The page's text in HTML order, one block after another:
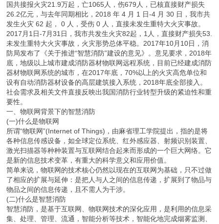
国共接报火灾21.9万起，亡1065人，伤679人，已核直接财产损失
26.2亿元，与去年同期相比，2018 年 4 月 1 日-4 月 30 日，我市共
发生火灾 62 起， 0 人，受伤 0 人，直接未发生重特大火灾事故。
2017月1日-7月31日，我市共发生火灾82起，1人，直接财产损失53.
未发生重特大火灾事故，火灾形势总体平稳。2017年10月10日，消
防局发布了《关于推进“智慧消防”建设的意见》。意见要求，2018年
底，地级以上城市建成消防器材物联网远程系统，目前已经建成消防
器材物联网系统的城市，在2017年底，70%以上的火灾高危单位和
设有自动消防器材设备的高层建筑接入系统，2018年底全部接入。
社会需求及相关文件直接反映出我国消防行业转型升级的紧迫性和重
要性。
一、物联网背景下的智慧消防
(一)什么是物联网
所谓“物联网”(Internet of Things)，由麻省理工学院提出，指的是将
各种信息传感设备，如全球定位系统、红外感应器、射频识别装置、
激光扫描器等种种装置与互联网结合起来而形成的一个巨大网络。它
是新的信息技术变革，有重大的科学意义和应用价值。
简单来说，物联网的技术核心仍然以现在的互联网为基础，只不过做
了相应的扩展与延伸：是把人与人之间的信息传递，扩展到了物品与
物品之间的信息传递，且不需人为干涉。
(二)什么是智慧消防
智慧消防，是基于互联网、物联网技术的深化应用，是利用的信息采
集、处理、管理、流通，智能分析等技术，智能化地完成烟雾监测、